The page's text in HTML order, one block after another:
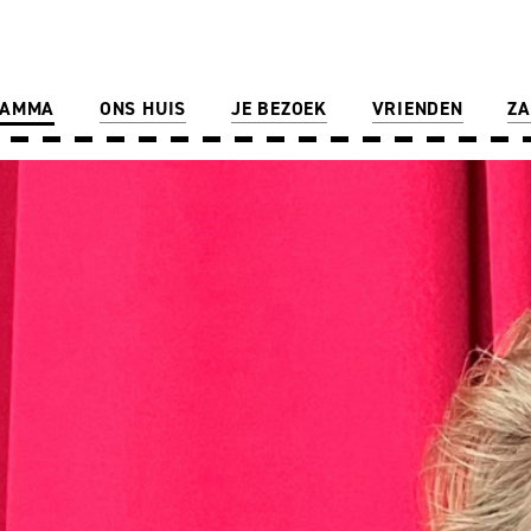
ONS HUIS JE BEZOEK VRIENDEN